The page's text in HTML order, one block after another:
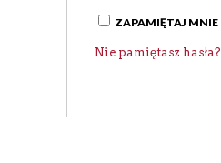
ZAPAMIĘTAJ MNIE
Nie pamiętasz hasła?